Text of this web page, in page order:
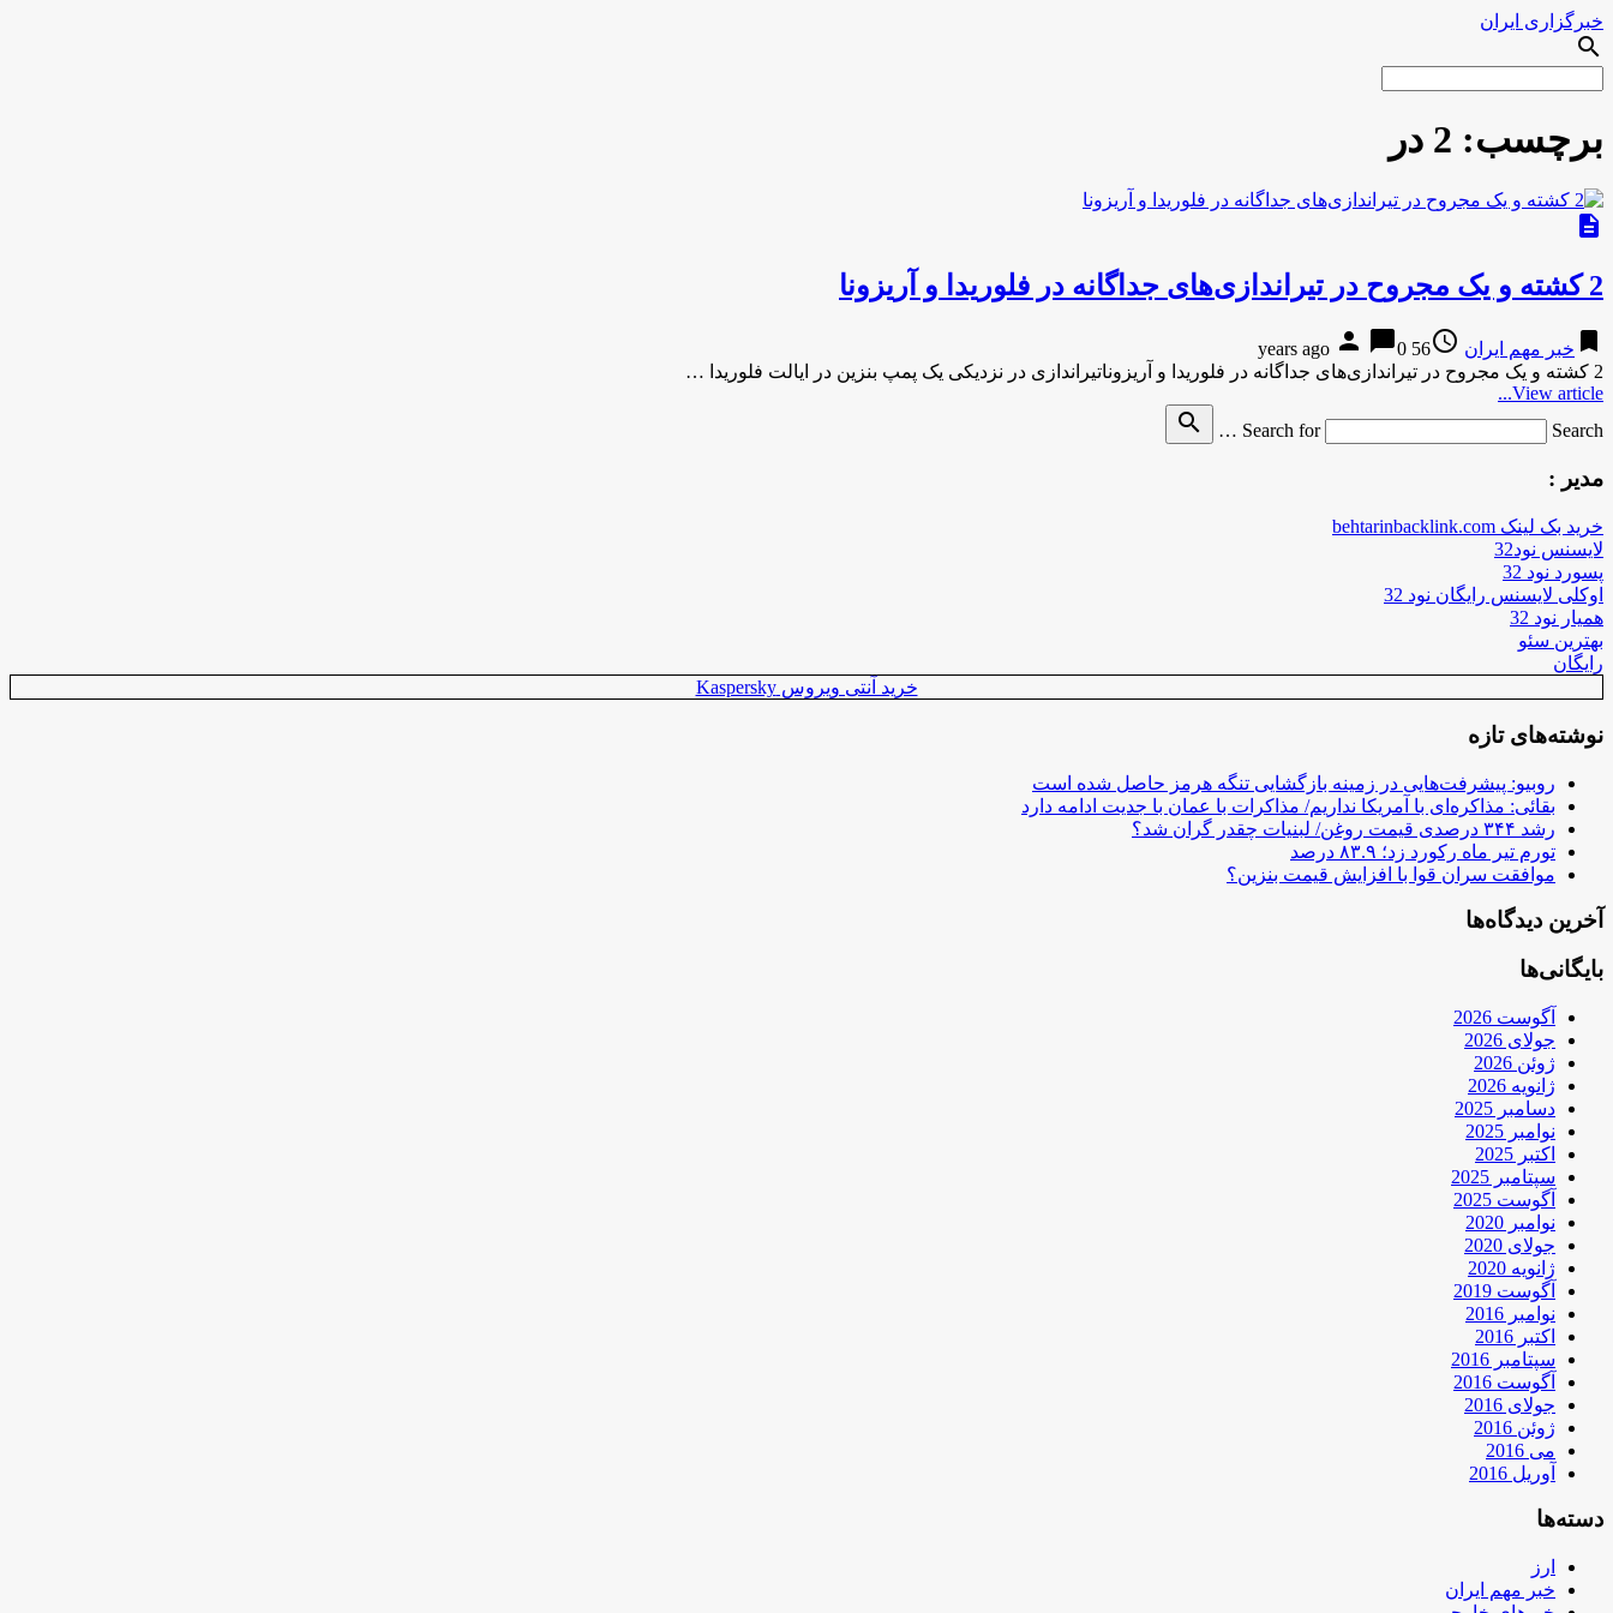
خبرگزاری ایران
search
برچسب: 2 در
description
2 کشته و یک مجروح در تیراندازی‌های جداگانه در فلوریدا و آریزونا
bookmark خبر مهم ایران access_time
56 years ago
person chat_bubble0
2 کشته و یک مجروح در تیراندازی‌های جداگانه در فلوریدا و آریزوناتیراندازی در نزدیکی یک پمپ بنزین در ایالت فلوریدا …
View article...
Search for
Search …
search
مدیر :
خرید بک لینک behtarinbacklink.com
لایسنس نود32
پسورد نود 32
اوکلی لایسنس رایگان نود 32
همیار نود 32
بهترین سئو
رایگان
خرید آنتی ویروس Kaspersky
نوشته‌های تازه
روبیو: پیشرفت‌هایی در زمینه بازگشایی تنگه هرمز حاصل شده است
بقائی: مذاکره‌ای با آمریکا نداریم/ مذاکرات با عمان با جدیت ادامه دارد
رشد ۳۴۴ درصدی قیمت روغن/ لبنیات چقدر گران شد؟
تورم تیر ماه رکورد زد؛ ۸۳.۹ درصد
موافقت سران قوا با افزایش قیمت بنزین؟
آخرین دیدگاه‌ها
بایگانی‌ها
آگوست 2026
جولای 2026
ژوئن 2026
ژانویه 2026
دسامبر 2025
نوامبر 2025
اکتبر 2025
سپتامبر 2025
آگوست 2025
نوامبر 2020
جولای 2020
ژانویه 2020
آگوست 2019
نوامبر 2016
اکتبر 2016
سپتامبر 2016
آگوست 2016
جولای 2016
ژوئن 2016
می 2016
آوریل 2016
دسته‌ها
ارز
خبر مهم ایران